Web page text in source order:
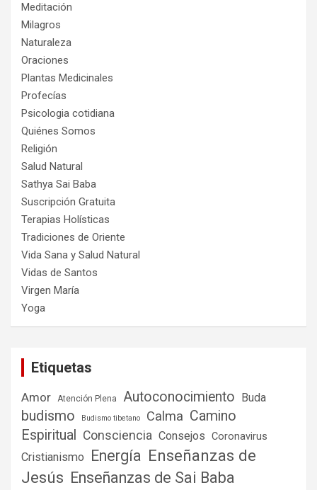
Meditación
Milagros
Naturaleza
Oraciones
Plantas Medicinales
Profecías
Psicologia cotidiana
Quiénes Somos
Religión
Salud Natural
Sathya Sai Baba
Suscripción Gratuita
Terapias Holísticas
Tradiciones de Oriente
Vida Sana y Salud Natural
Vidas de Santos
Virgen María
Yoga
Etiquetas
Amor Atención Plena Autoconocimiento Buda
budismo Budismo tibetano Calma Camino
Espiritual
Consciencia Consejos Coronavirus
Cristianismo Energía Enseñanzas de
Jesús Enseñanzas de Sai Baba